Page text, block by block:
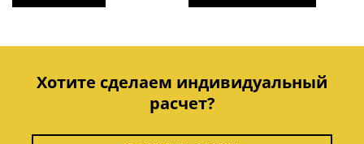
Хотите сделаем индивидуальный
расчет?